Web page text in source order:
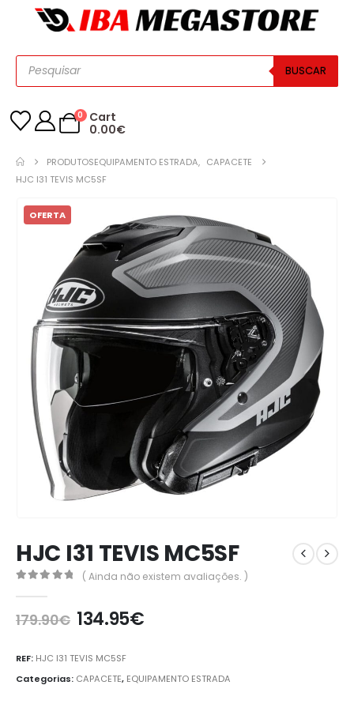
BUSCAR
0
Cart
0.00€
PRODUTOSEQUIPAMENTO ESTRADA, CAPACETE
HJC I31 TEVIS MC5SF
OFERTA
HJC I31 TEVIS MC5SF
( Ainda não existem avaliações. )
179.90€ 134.95€
REF: HJC I31 TEVIS MC5SF
Categorias: CAPACETE, EQUIPAMENTO ESTRADA